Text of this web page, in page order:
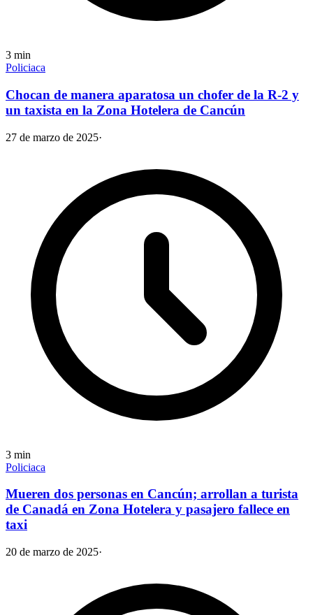
3 min
Policiaca
Chocan de manera aparatosa un chofer de la R-2 y
un taxista en la Zona Hotelera de Cancún
27 de marzo de 2025·
3 min
Policiaca
Mueren dos personas en Cancún; arrollan a turista
de Canadá en Zona Hotelera y pasajero fallece en
taxi
20 de marzo de 2025·